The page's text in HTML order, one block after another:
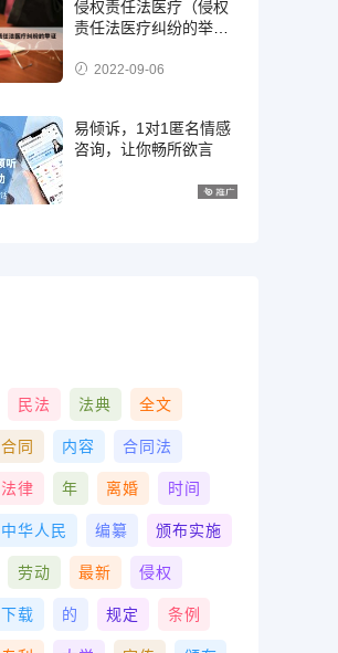
侵权责任法医疗（侵权
责任法医疗纠纷的举
2022-09-06
易倾诉，1对1匿名情感
咨询，让你畅所欲言
民法 法典 全文
合同 内容 合同法
法律 年 离婚 时间
中华人民 编纂 颁布实施
劳动 最新 侵权
下载 的 规定 条例